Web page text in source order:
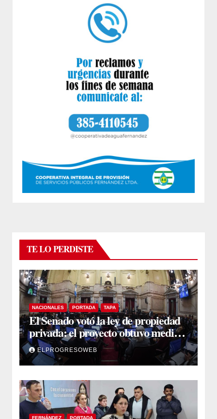
TE LO PERDISTE
NACIONALES PORTADA TAPA
El Senado votó la ley de propiedad
privada: el proyecto obtuvo media
sanción
ELPROGRESOWEB